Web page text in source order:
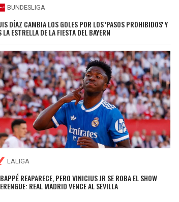
BUNDESLIGA
DÍAZ CAMBIA LOS GOLES POR LOS 'PASOS PROHIBIDOS' Y
LA ESTRELLA DE LA FIESTA DEL BAYERN
LALIGA
REAPARECE, PERO VINICIUS JR SE ROBA EL SHOW
REAL MADRID VENCE AL SEVILLA